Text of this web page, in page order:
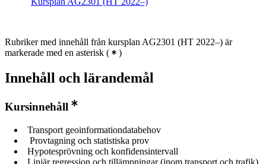
Rubriker med innehåll från kursplan AG2301 (HT 2022–) är
markerade med en asterisk ( )
Innehåll och lärandemål
Kursinnehåll
Transport geoinformationdatabehov
Provtagning och statistiska prov
Hypotesprövning och konfidensintervall
Linjär regression och tillämpningar (inom transport och trafik)